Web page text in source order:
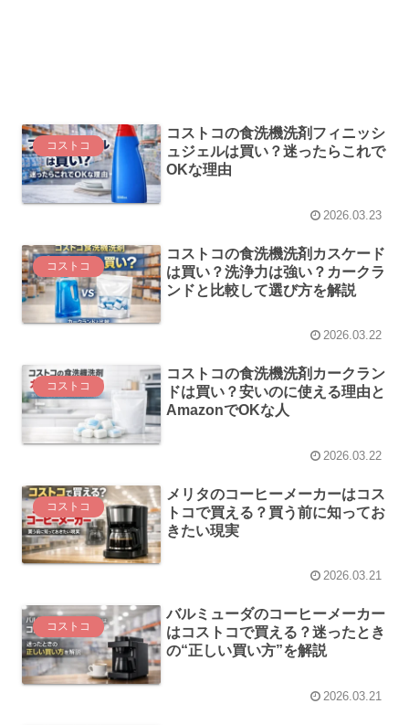
コストコ
コストコの食洗機洗剤フィニッシ
ュジェルは買い？迷ったらこれで
OKな理由
2026.03.23
コストコ
コストコの食洗機洗剤カスケード
は買い？洗浄力は強い？カークラ
ンドと比較して選び方を解説
2026.03.22
コストコ
コストコの食洗機洗剤カークラン
ドは買い？安いのに使える理由と
AmazonでOKな人
2026.03.22
コストコ
メリタのコーヒーメーカーはコス
トコで買える？買う前に知ってお
きたい現実
2026.03.21
コストコ
バルミューダのコーヒーメーカー
はコストコで買える？迷ったとき
の“正しい買い方”を解説
2026.03.21